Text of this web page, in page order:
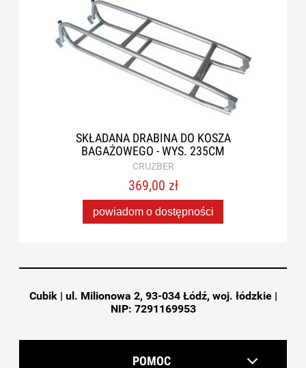
SKŁADANA DRABINA DO KOSZA
BAGAŻOWEGO - WYS. 235CM
CRUZBER
369,00 zł
powiadom o dostępności
Cubik | ul. Milionowa 2, 93-034 Łódź, woj. łódzkie |
NIP: 7291169953
POMOC